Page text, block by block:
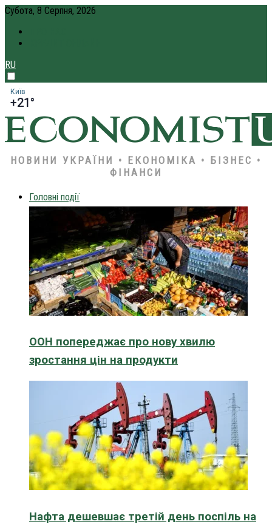
Субота, 8 Серпня, 2026
RU
Київ
+21°
НОВИНИ УКРАЇНИ • ЕКОНОМІКА • БІЗНЕС •
ФІНАНСИ
Головні події
ООН попереджає про нову хвилю
зростання цін на продукти
Нафта дешевшає третій день поспіль на